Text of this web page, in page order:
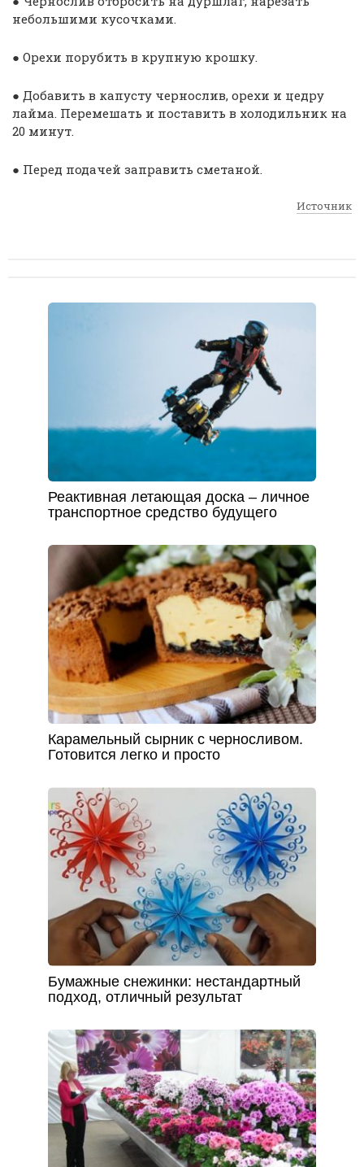
небольшими кусочками.
● Орехи порубить в крупную крошку.
● Добавить в капусту чернослив, орехи и цедру
лайма. Перемешать и поставить в холодильник на
20 минут.
● Перед подачей заправить сметаной.
Источник
Реактивная летающая доска – личное
транспортное средство будущего
Карамельный сырник с черносливом.
Готовится легко и просто
Бумажные снежинки: нестандартный
подход, отличный результат